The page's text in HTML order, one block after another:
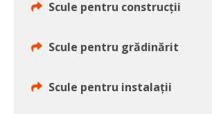
Scule pentru construcţii
Scule pentru grădinărit
Scule pentru instalaţii